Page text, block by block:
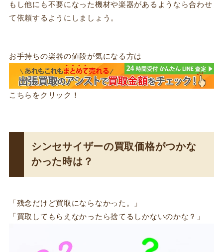
もし他にも不要になった機材や楽器があるようなら合わせ
て依頼するようにしましょう。
お手持ちの楽器の値段が気になる方は
こちらをクリック！
シンセサイザーの買取価格がつかな
かった時は？
「残念だけど買取にならなかった。」
「買取してもらえなかったら捨てるしかないのかな？」